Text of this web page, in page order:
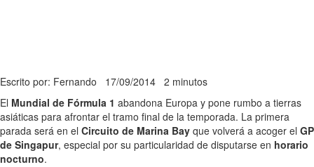
Escrito por: Fernando 17/09/2014 2 minutos
El Mundial de Fórmula 1 abandona Europa y pone rumbo a tierras
asiáticas para afrontar el tramo final de la temporada. La primera
parada será en el Circuito de Marina Bay que volverá a acoger el GP
de Singapur, especial por su particularidad de disputarse en horario
nocturno.